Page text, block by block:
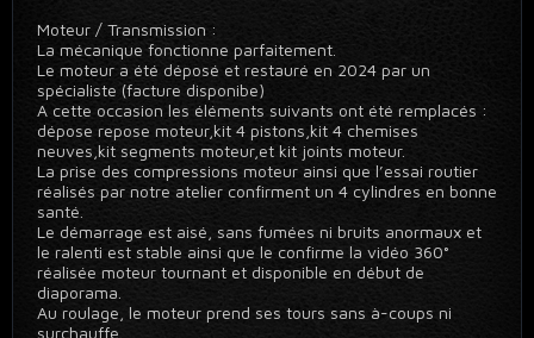
Moteur / Transmission :
La mécanique fonctionne parfaitement.
Le moteur a été déposé et restauré en 2024 par un
spécialiste (facture disponibe)
A cette occasion les éléments suivants ont été remplacés :
dépose repose moteur,kit 4 pistons,kit 4 chemises
neuves,kit segments moteur,et kit joints moteur.
La prise des compressions moteur ainsi que l’essai routier
réalisés par notre atelier confirment un 4 cylindres en bonne
santé.
Le démarrage est aisé, sans fumées ni bruits anormaux et
le ralenti est stable ainsi que le confirme la vidéo 360°
réalisée moteur tournant et disponible en début de
diaporama.
Au roulage, le moteur prend ses tours sans à-coups ni
surchauffe.